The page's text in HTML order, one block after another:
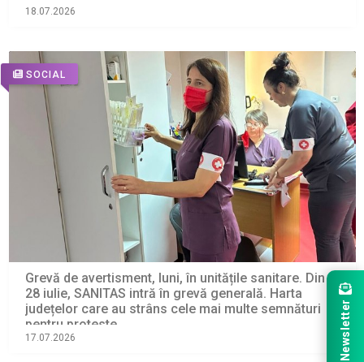
18.07.2026
SOCIAL
Grevă de avertisment, luni, în unitățile sanitare. Din
28 iulie, SANITAS intră în grevă generală. Harta
județelor care au strâns cele mai multe semnături
pentru proteste
17.07.2026 Newsletter